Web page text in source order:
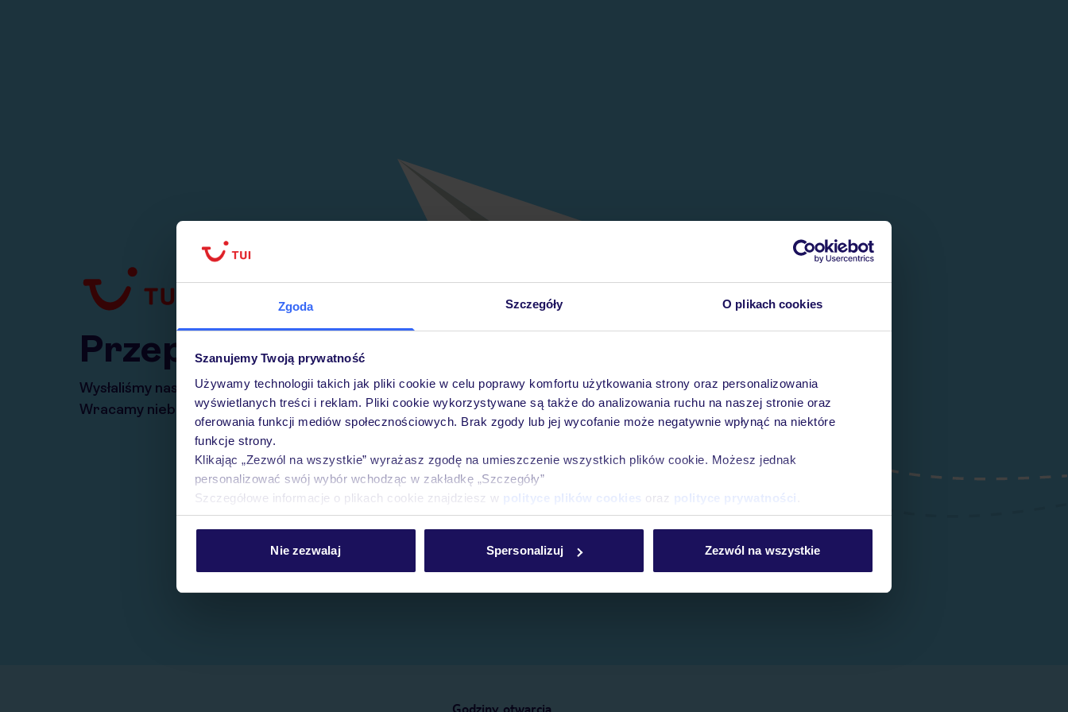
Zgoda Szczegóły O plikach cookies
Szanujemy Twoją prywatność
Używamy technologii takich jak pliki cookie w celu poprawy komfortu użytkowania strony oraz personalizowania
wyświetlanych treści i reklam. Pliki cookie wykorzystywane są także do analizowania ruchu na naszej stronie oraz
oferowania funkcji mediów społecznościowych. Brak zgody lub jej wycofanie może negatywnie wpłynąć na niektóre
funkcje strony.
Klikając „Zezwól na wszystkie” wyrażasz zgodę na umieszczenie wszystkich plików cookie. Możesz jednak
personalizować swój wybór wchodząc w zakładkę „Szczegóły”
Szczegółowe informacje o plikach cookie znajdziesz w polityce plików cookies oraz polityce prywatności
Nie zezwalaj Spersonalizuj Zezwól na wszystkie
Przepraszamy
Wysłaliśmy nasz serwis na krótkie wakacje.
Wracamy niebawem!
Godziny otwarcia